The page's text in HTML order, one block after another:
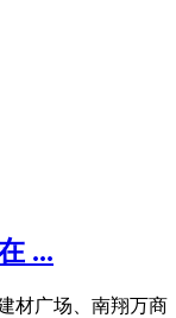
...
广场、南翔万